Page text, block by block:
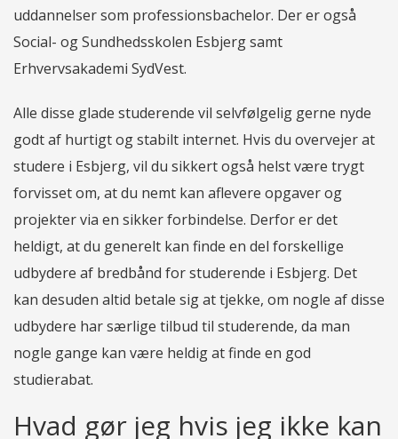
uddannelser som professionsbachelor. Der er også
Social- og Sundhedsskolen Esbjerg samt
Erhvervsakademi SydVest.
Alle disse glade studerende vil selvfølgelig gerne nyde
godt af hurtigt og stabilt internet. Hvis du overvejer at
studere i Esbjerg, vil du sikkert også helst være trygt
forvisset om, at du nemt kan aflevere opgaver og
projekter via en sikker forbindelse. Derfor er det
heldigt, at du generelt kan finde en del forskellige
udbydere af bredbånd for studerende i Esbjerg. Det
kan desuden altid betale sig at tjekke, om nogle af disse
udbydere har særlige tilbud til studerende, da man
nogle gange kan være heldig at finde en god
studierabat.
Hvad gør jeg hvis jeg ikke kan